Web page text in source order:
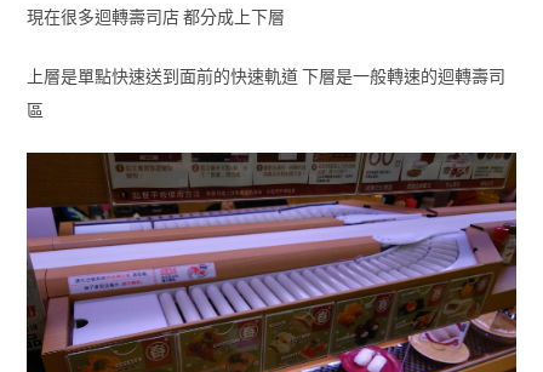
現在很多迴轉壽司店 都分成上下層
上層是單點快速送到面前的快速軌道 下層是一般轉速的迴轉壽司
區